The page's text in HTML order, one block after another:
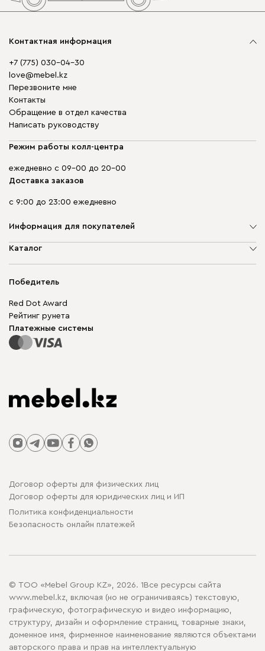
Контактная информация
+7 (775) 030-04-30
love@mebel.kz
Перезвоните мне
Контакты
Обращение в отдел качества
Написать руководству
Режим работы колл-центра
ежедневно с 09-00 до 20-00
Доставка заказов
с 9:00 до 23:00 ежедневно
Информация для покупателей
О компании
Гарантия
Для бизнеса
Карта сайта
Каталог
Корпусная мебель
Модульная мебель
Столы и стулья
Победитель
Red Dot Award
Рейтинг рунета
Платежные системы
Договор оферты для физических лиц
Договор оферты для юридических лиц и ИП
Политика конфиденциальности
Безопасность онлайн платежей
© ТОО «Mebel Group KZ», 2026. 1Все ресурсы сайта
www.mebel.kz, включая (но не ограничиваясь) текстовую,
графическую, фотографическую и видео информацию,
структуру, дизайн и оформление страниц, товарные знаки,
доменное имя, фирменное наименование являются объектами
авторского права и прав на интеллектуальную